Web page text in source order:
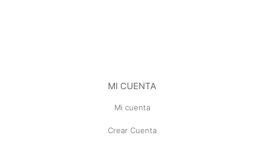
MI CUENTA
Mi cuenta
Crear Cuenta